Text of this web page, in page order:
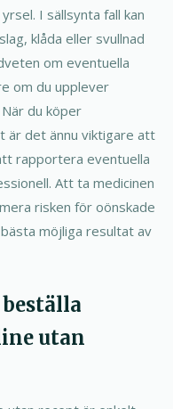
I sällsynta fall kan
klåda eller svullnad
om eventuella
om du upplever
du köper
är det ännu viktigare att
rapportera eventuella
Att ta medicinen
risken för oönskade
möjliga resultat av
utan